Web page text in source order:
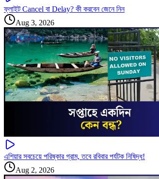
ফ্লাইট Cancel বা Delay? কী করবেন জেনে নিন
Aug 3, 2026
এশিয়ার সবচেয়ে পরিষ্কার গ্রাম, তবে রবিবার পর্যটক নিষিদ্ধ!
Aug 2, 2026